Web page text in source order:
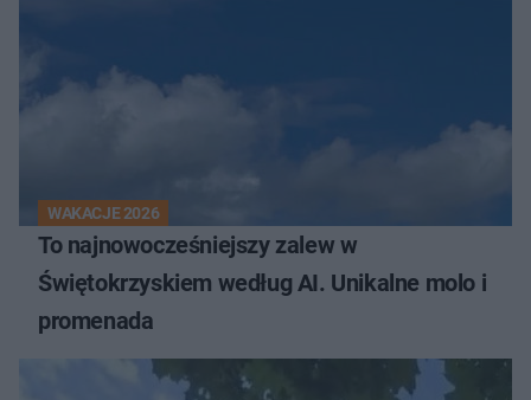
WAKACJE 2026
To najnowocześniejszy zalew w
Świętokrzyskiem według AI. Unikalne molo i
promenada